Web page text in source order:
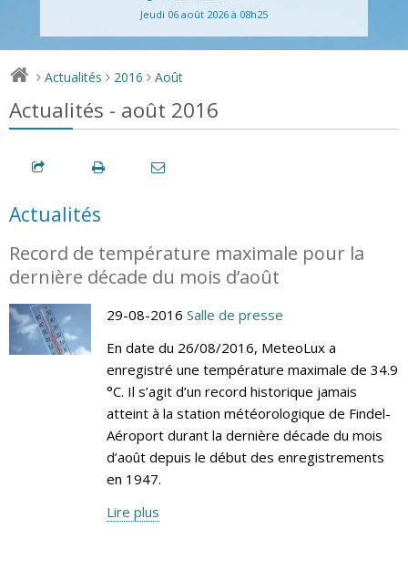
Jeudi 06 août 2026 à 08h25
> Actualités > 2016 > Août
Actualités - août 2016
Actualités
Record de température maximale pour la
dernière décade du mois d’août
29-08-2016 Salle de presse
En date du 26/08/2016, MeteoLux a
enregistré une température maximale de 34.9
°C. Il s’agit d’un record historique jamais
atteint à la station météorologique de Findel-
Aéroport durant la dernière décade du mois
d’août depuis le début des enregistrements
en 1947.
Lire plus